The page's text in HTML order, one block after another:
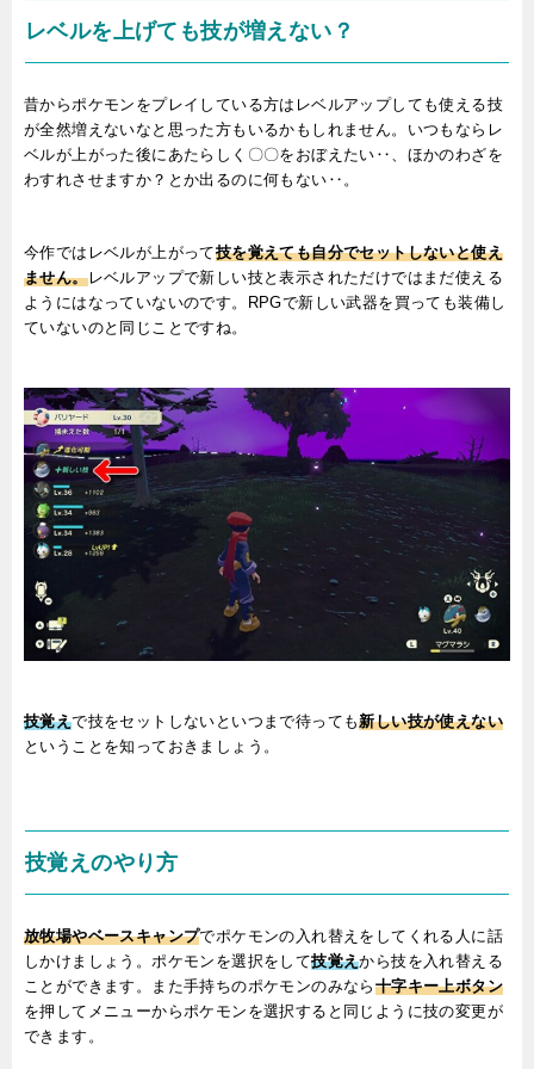
レベルを上げても技が増えない？
昔からポケモンをプレイしている方はレベルアップしても使える技
が全然増えないなと思った方もいるかもしれません。いつもならレ
ベルが上がった後にあたらしく〇〇をおぼえたい‥、ほかのわざを
わすれさせますか？とか出るのに何もない‥。
今作ではレベルが上がって技を覚えても自分でセットしないと使え
ません。レベルアップで新しい技と表示されただけではまだ使える
ようにはなっていないのです。RPGで新しい武器を買っても装備し
ていないのと同じことですね。
技覚えで技をセットしないといつまで待っても新しい技が使えない
ということを知っておきましょう。
技覚えのやり方
放牧場やベースキャンプでポケモンの入れ替えをしてくれる人に話
しかけましょう。ポケモンを選択をして技覚えから技を入れ替える
ことができます。また手持ちのポケモンのみなら 十字キー上ボタン
を押してメニューからポケモンを選択すると同じように技の変更が
できます。